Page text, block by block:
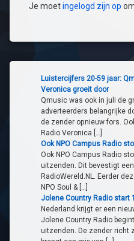
Je moetingelogd zijn op
Luistercijfers 20-59 jaar:
Veronica groeit door
Qmusic was ook in juli de
adverteerders belangrijke
de zender opnieuw fors.
Radio Veronica […]
Ook NPO Campus Radio
Ook NPO Campus Radio
uitzenden. Dit bevestigt
RadioWereld.NL. Eerder
NPO Soul & […]
Jolene Country Radio start
Nederland krijgt er een
Jolene Country Radio
uitzenden. De zender richt